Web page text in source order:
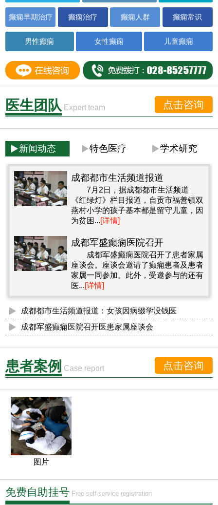
癫痫早期治疗 癫痫治疗 癫痫人群 癫痫常识
男性癫痫 女性癫痫 儿童癫痫
医生团队 Expert team 点击咨询
新闻动态 特色医疗 学术研究
成都都市生活频道报道
7月2日，据成都都市生活频道
《红绿灯》栏目报道，自贡市福善镇双
燕村小学的孩子基本都是留守儿童，因
为贫困...[详情]
成都军盛癫痫医院召开
成都军盛癫痫医院召开了患者家属
座谈会。座谈会邀请了癫痫患者及患者
家属一同参加。此外，受邀参与的还有
医...[详情]
成都都市生活频道报道：女孩因病缀学没钱医
成都军盛癫痫医院召开医患家属座谈会
患者案例 Case report 点击咨询
图片
免费自助挂号 Free self-service registration